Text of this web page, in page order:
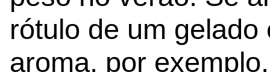
rótulo de um
aroma, por